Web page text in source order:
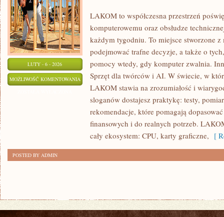
LUTY - 6 - 2026
MOŻLIWOŚĆ KOMENTOWANIA GAMING
SPORT
HARDWARE
LAKOM to współczesna przestrzeń
komputerowemu oraz obsłudze
każdym tygodniu. To miejsce stworzone
podejmować trafne decyzje, a także o
pomocy wtedy, gdy komputer zwalnia.
Sprzęt dla twórców i AI. W świecie, w
LAKOM stawia na zrozumiałość i
sloganów dostajesz praktykę: testy,
rekomendacje, które pomagają
finansowych i do realnych potrzeb.
cały ekosystem: CPU, karty graficzne, [
POSTED BY ADMIN